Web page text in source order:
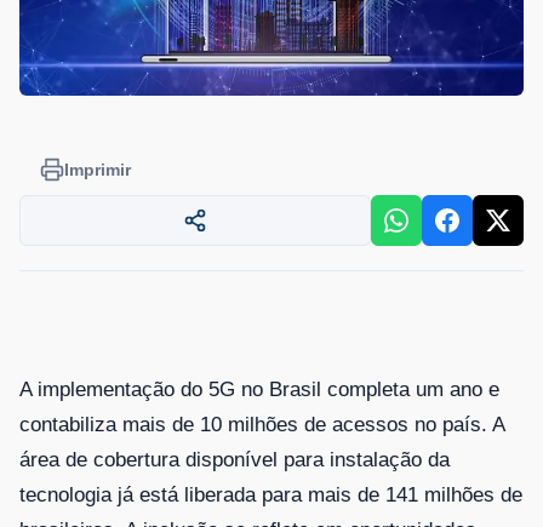
Imprimir
A implementação do 5G no Brasil completa um ano e
contabiliza mais de 10 milhões de acessos no país. A
área de cobertura disponível para instalação da
tecnologia já está liberada para mais de 141 milhões de